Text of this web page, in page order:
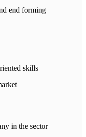
end forming
skills
in the sector